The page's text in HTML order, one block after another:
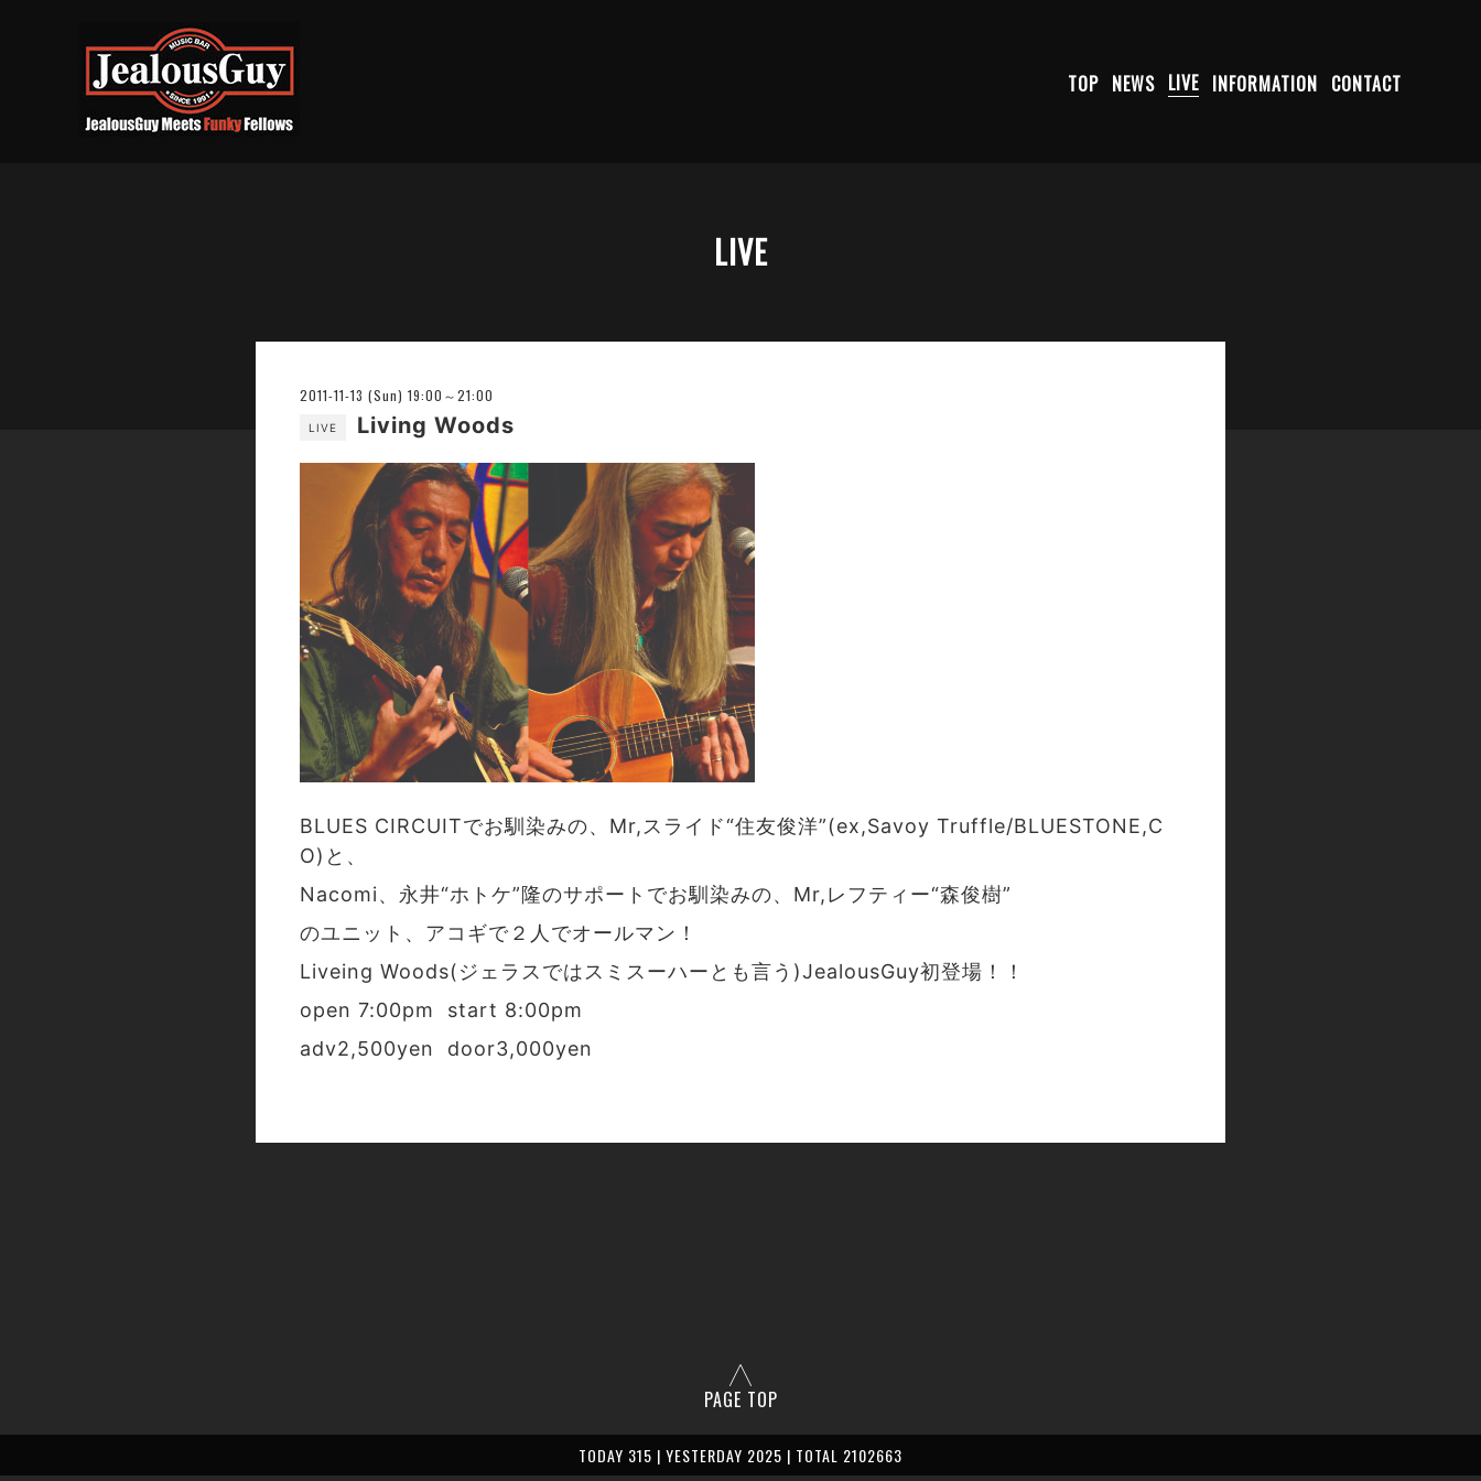
TOP NEWS LIVE INFORMATION CONTACT
LIVE
2011-11-13 (Sun) 19:00～21:00
LIVE Living Woods
BLUES CIRCUITでお馴染みの、Mr,スライド“住友俊洋”(ex,Savoy Truffle/BLUESTONE,C
O)と、
Nacomi、永井“ホトケ”隆のサポートでお馴染みの、Mr,レフティー“森俊樹”
のユニット、アコギで２人でオールマン！
Liveing Woods(ジェラスではスミスーハーとも言う)JealousGuy初登場！！
open 7:00pm start 8:00pm
adv2,500yen door3,000yen
PAGE TOP
TODAY 315 | YESTERDAY 2025 | TOTAL 2102663